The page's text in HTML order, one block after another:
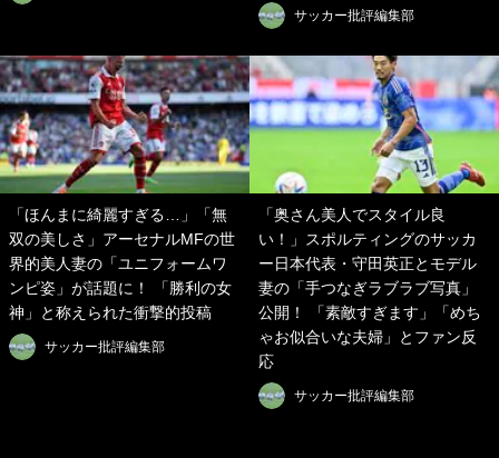
サッカー批評編集部
「ほんまに綺麗すぎる…」「無
双の美しさ」アーセナルMFの世
界的美人妻の「ユニフォームワ
ンピ姿」が話題に！ 「勝利の女
神」と称えられた衝撃的投稿
サッカー批評編集部
「奥さん美人でスタイル良
い！」スポルティングのサッカ
ー日本代表・守田英正とモデル
妻の「手つなぎラブラブ写真」
公開！ 「素敵すぎます」「めち
ゃお似合いな夫婦」とファン反
応
サッカー批評編集部